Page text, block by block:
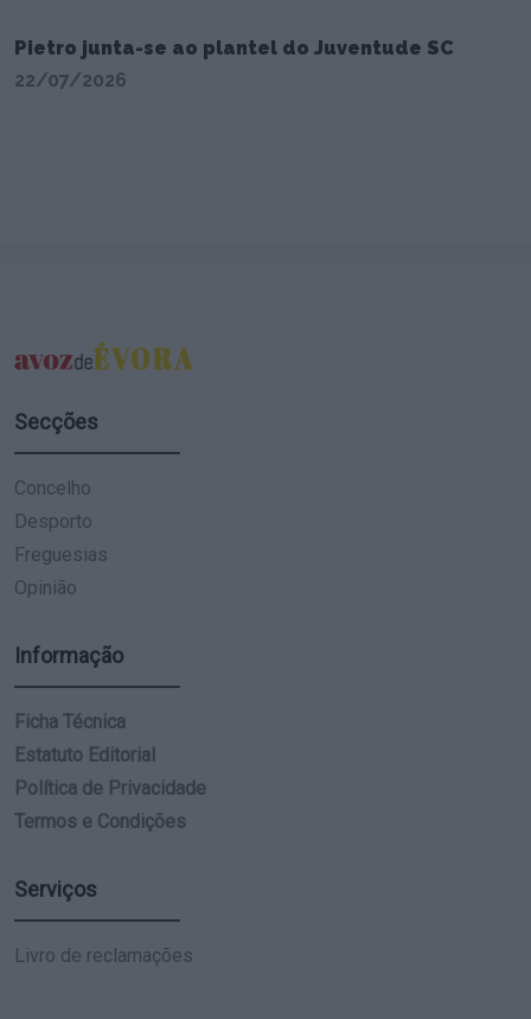
Pietro junta-se ao plantel do Juventude SC
22/07/2026
Secções
Concelho
Desporto
Freguesias
Opinião
Informação
Ficha Técnica
Estatuto Editorial
Política de Privacidade
Termos e Condições
Serviços
Livro de reclamações